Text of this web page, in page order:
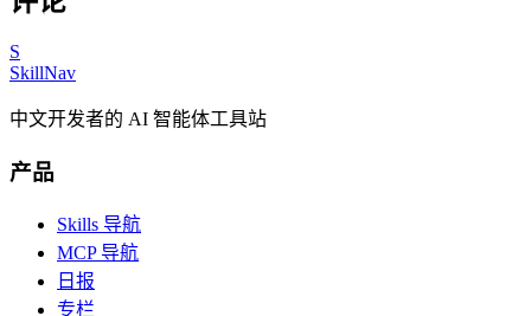
S
SkillNav
中文开发者的 AI 智能体工具站
产品
Skills 导航
MCP 导航
日报
专栏